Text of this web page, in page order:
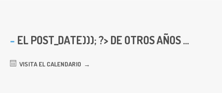
EL POST_DATE))); ?> DE OTROS AÑOS ...
VISITA EL CALENDARIO